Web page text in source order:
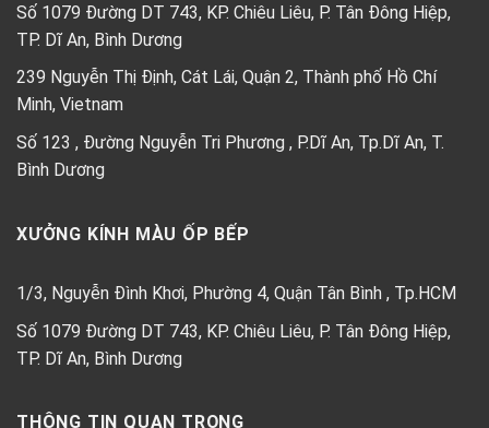
Số 1079 Đường DT 743, KP. Chiêu Liêu, P. Tân Đông Hiệp,
TP. Dĩ An, Bình Dương
239 Nguyễn Thị Định, Cát Lái, Quận 2, Thành phố Hồ Chí
Minh, Vietnam
Số 123 , Đường Nguyễn Tri Phương , P.Dĩ An, Tp.Dĩ An, T.
Bình Dương
XƯỞNG KÍNH MÀU ỐP BẾP
1/3, Nguyễn Đình Khơi, Phường 4, Quận Tân Bình , Tp.HCM
Số 1079 Đường DT 743, KP. Chiêu Liêu, P. Tân Đông Hiệp,
TP. Dĩ An, Bình Dương
THÔNG TIN QUAN TRỌNG